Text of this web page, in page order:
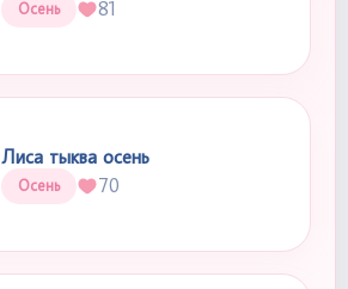
Осень 81
Лиса тыква осень
Осень 70